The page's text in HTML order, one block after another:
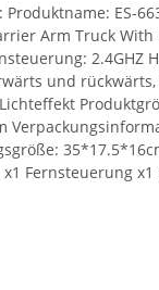
ES-
Arm Truck With
2.4GHZ
und
Fernsteuerung x1